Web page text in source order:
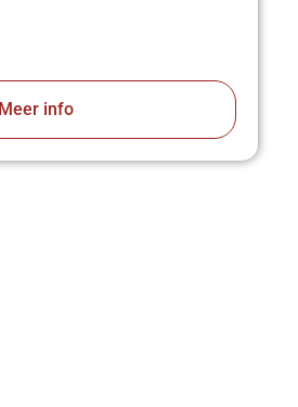
Meer info